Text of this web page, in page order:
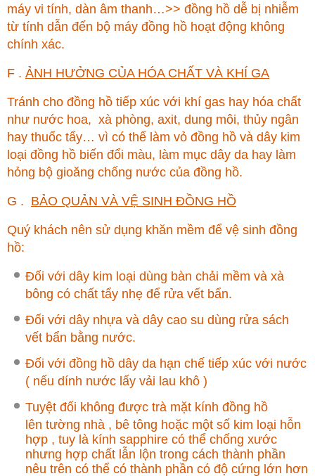
máy vi tính, dàn âm thanh…>> đồng hồ dễ bị nhiễm
từ tính dẫn đến bộ máy đồng hồ hoạt động không
chính xác.
F . ẢNH HƯỞNG CỦA HÓA CHẤT VÀ KHÍ GA
Tránh cho đồng hồ tiếp xúc với khí gas hay hóa chất
như nước hoa, xà phòng, axit, dung môi, thủy ngân
hay thuốc tẩy… vì có thể làm vỏ đồng hồ và dây kim
loại đồng hồ biến đổi màu, làm mục dây da hay làm
hỏng bộ gioăng chống nước của đồng hồ.
G . BẢO QUẢN VÀ VỆ SINH ĐỒNG HỒ
Quý khách nên sử dụng khăn mềm để vệ sinh đồng
hồ:
Đối với dây kim loại dùng bàn chải mềm và xà
bông có chất tẩy nhẹ để rửa vết bẩn.
Đối với dây nhựa và dây cao su dùng rửa sách
vết bẩn bằng nước.
Đối với đồng hồ dây da hạn chế tiếp xúc với nước
( nếu dính nước lấy vải lau khô )
Tuyệt đối không được trà mặt kính đồng hồ
lên tường nhà , bê tông hoặc một số kim loại hỗn
hợp , tuy là kính sapphire có thể chống xước
nhưng hợp chất lẫn lộn trong cách thành phần
nêu trên có thể có thành phần có độ cứng lớn hơn